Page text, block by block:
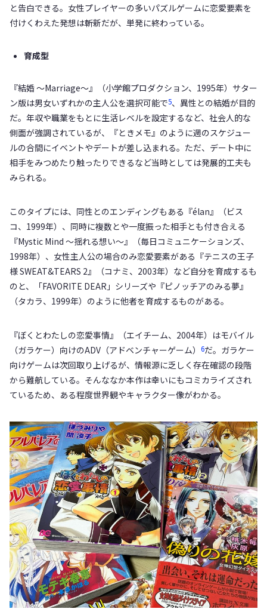
と告白できる。女性プレイヤーの多いパズルゲームに恋愛要素を
付けくわえた発想は斬新だが、単発に終わっている。
育成型
『結婚 ～Marriage～』（小学館プロダクション、1995年）サター
ン版は男女いずれかの主人公を選択可能で5、異性との結婚が目的
だ。年収や職業をもとに生活レベルを設定するなど、社会人的な
側面が強調されているが、『ときメモ』のように週のスケジュー
ルの合間にイベントやデートが差し込まれる。ただ、デート中に
相手をみつめたり触ったりできるなど当時としては発展的工夫も
みられる。
このタイプには、同性とのエンディングもある『élan』（ビス
コ、1999年）、同時に複数とや一度振った相手とも付き合える
『Mystic Mind ～揺れる想い～』（毎日コミュニケーションズ、
1998年）、女性主人公の場合のみ恋愛要素がある『テニスの王子
様 SWEAT&TEARS 2』（コナミ、2003年）など自分を育成するも
のと、「FAVORITE DEAR」シリーズや『ピノッチアのみる夢』
（タカラ、1999年）のように他者を育成するものがある。
『ぼくとわたしの恋愛事情』（エイチーム、2004年）はモバイル
（ガラケー）向けのADV（アドベンチャーゲーム） 6だ。ガラケー
向けゲームは次回取り上げるが、情報源に乏しく存在確認の段階
から難航している。そんななか本作は幸いにもコミカライズされ
ているため、ある程度世界観やキャラクター像がわかる。